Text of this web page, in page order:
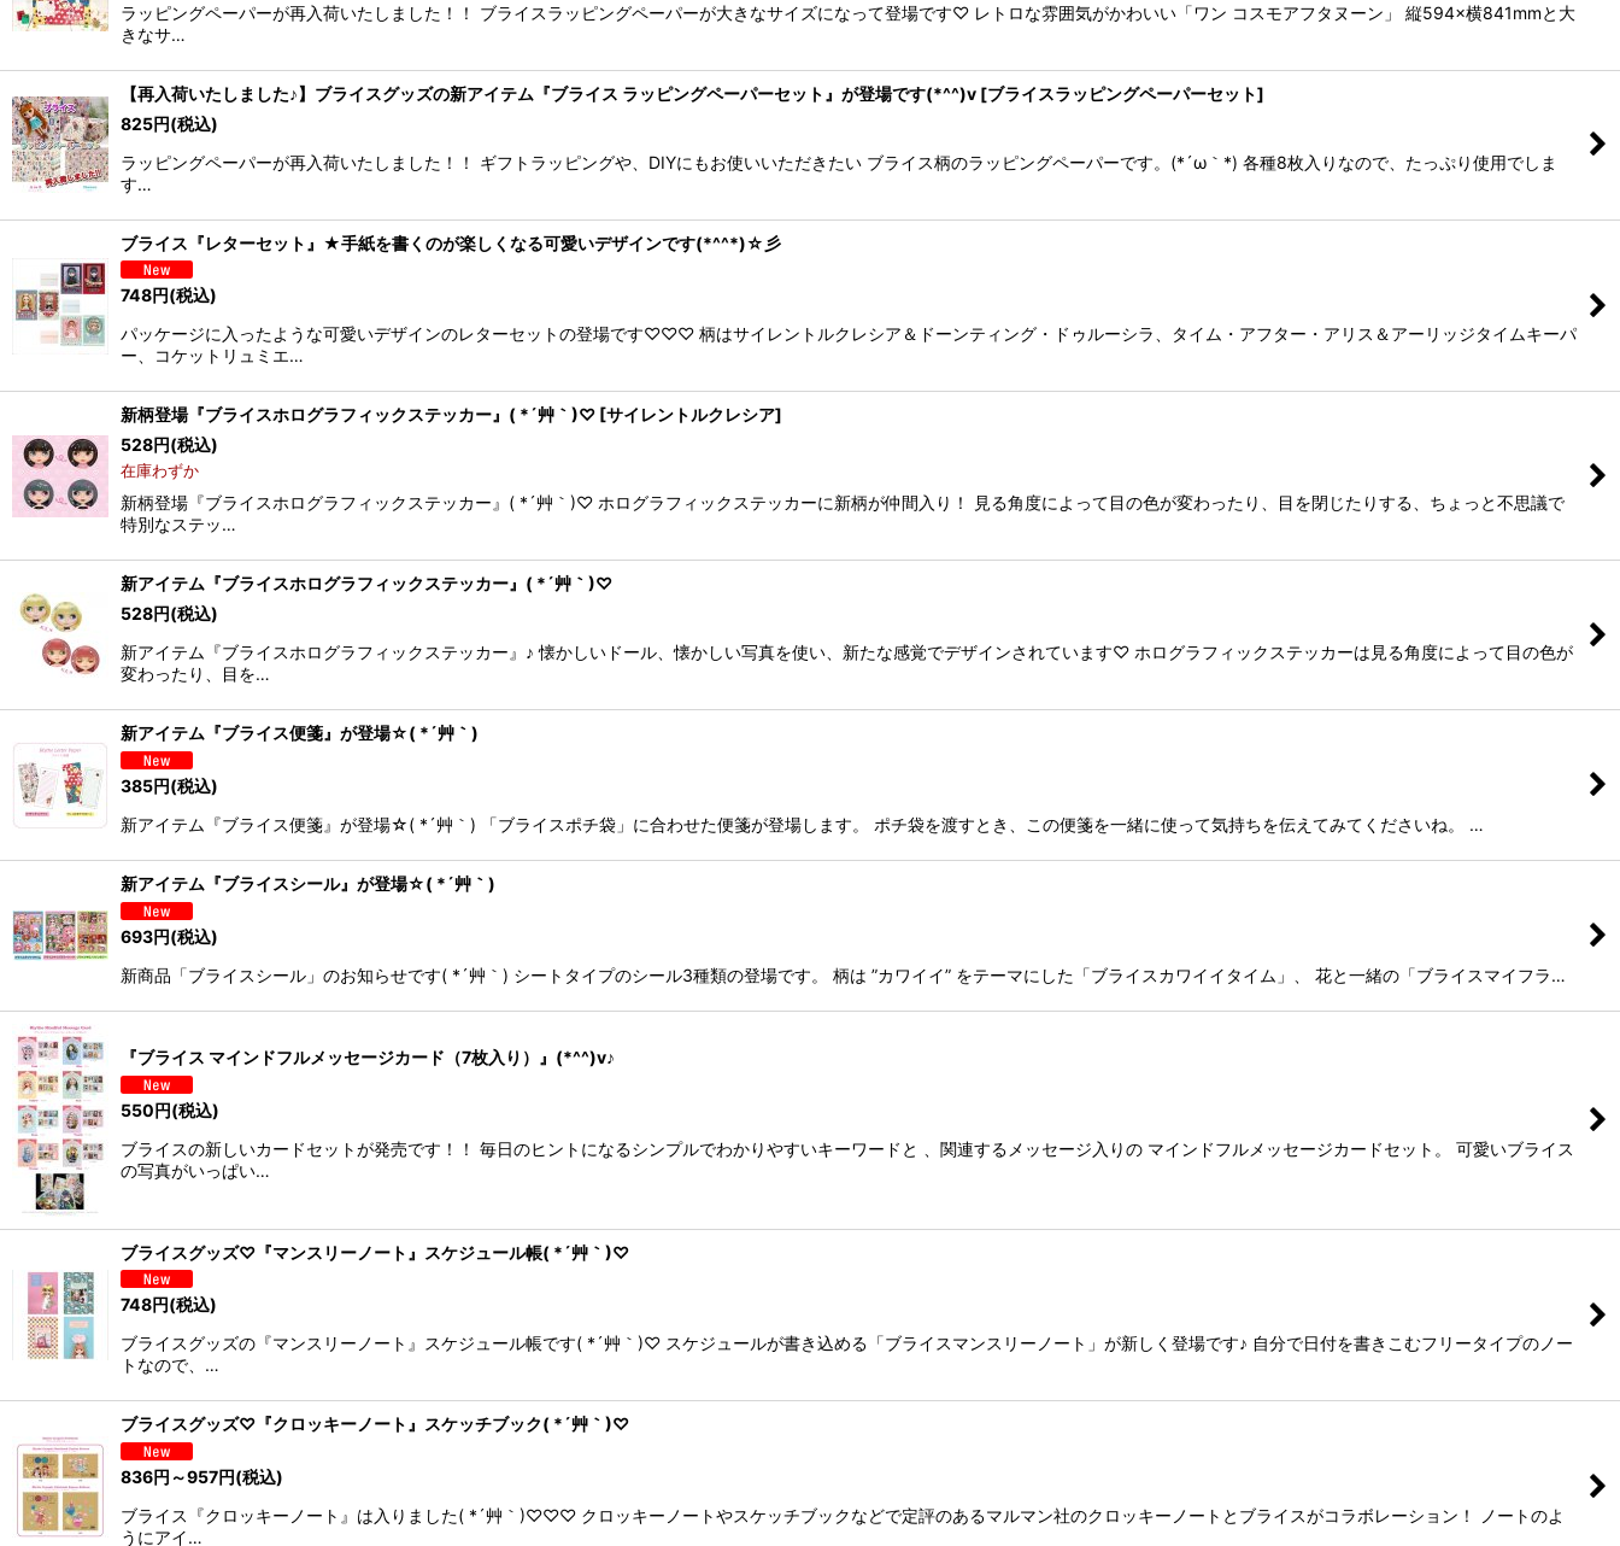
ラッピングペーパーが再入荷いたしました！！ ブライスラッピングペーパーが大きなサイズになって登場です♡ レトロな雰囲気がかわいい「ワン コスモアフタヌーン」 縦594×横841mmと大
きなサ…
【再入荷いたしました♪】ブライスグッズの新アイテム『ブライス ラッピングペーパーセット』が登場です(*^^)v [ブライスラッピングペーパーセット]
825円(税込)
ラッピングペーパーが再入荷いたしました！！ ギフトラッピングや、DIYにもお使いいただきたい ブライス柄のラッピングペーパーです。(*´ω｀*) 各種8枚入りなので、たっぷり使用でしま
す…
ブライス『レターセット』★手紙を書くのが楽しくなる可愛いデザインです(*^^*)☆彡
748円(税込)
パッケージに入ったような可愛いデザインのレターセットの登場です♡♡♡ 柄はサイレントルクレシア＆ドーンティング・ドゥルーシラ、タイム・アフター・アリス＆アーリッジタイムキーパ
ー、コケットリュミエ…
新柄登場『ブライスホログラフィックステッカー』( *´艸｀)♡ [サイレントルクレシア]
528円(税込)
在庫わずか
新柄登場『ブライスホログラフィックステッカー』( *´艸｀)♡ ホログラフィックステッカーに新柄が仲間入り！ 見る角度によって目の色が変わったり、目を閉じたりする、ちょっと不思議で
特別なステッ…
新アイテム『ブライスホログラフィックステッカー』( *´艸｀)♡
528円(税込)
新アイテム『ブライスホログラフィックステッカー』♪ 懐かしいドール、懐かしい写真を使い、新たな感覚でデザインされています♡ ホログラフィックステッカーは見る角度によって目の色が
変わったり、目を…
新アイテム『ブライス便箋』が登場☆( *´艸｀)
385円(税込)
新アイテム『ブライス便箋』が登場☆( *´艸｀) 「ブライスポチ袋」に合わせた便箋が登場します。 ポチ袋を渡すとき、この便箋を一緒に使って気持ちを伝えてみてくださいね。 …
新アイテム『ブライスシール』が登場☆( *´艸｀)
693円(税込)
新商品「ブライスシール」のお知らせです( *´艸｀) シートタイプのシール3種類の登場です。 柄は ”カワイイ” をテーマにした「ブライスカワイイタイム」、 花と一緒の「ブライスマイフラ…
『ブライス マインドフルメッセージカード（7枚入り）』(*^^)v♪
550円(税込)
ブライスの新しいカードセットが発売です！！ 毎日のヒントになるシンプルでわかりやすいキーワードと 、関連するメッセージ入りの マインドフルメッセージカードセット。 可愛いブライス
の写真がいっぱい…
ブライスグッズ♡『マンスリーノート』スケジュール帳( *´艸｀)♡
748円(税込)
ブライスグッズの『マンスリーノート』スケジュール帳です( *´艸｀)♡ スケジュールが書き込める「ブライスマンスリーノート」が新しく登場です♪ 自分で日付を書きこむフリータイプのノー
トなので、…
ブライスグッズ♡『クロッキーノート』スケッチブック( *´艸｀)♡
836円 ～957円(税込)
ブライス『クロッキーノート』は入りました( *´艸｀)♡♡♡ クロッキーノートやスケッチブックなどで定評のあるマルマン社のクロッキーノートとブライスがコラボレーション！ ノートのよ
うにアイ…